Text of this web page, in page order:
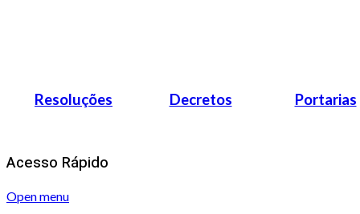
Resoluções Decretos Portarias
Acesso Rápido
Open menu